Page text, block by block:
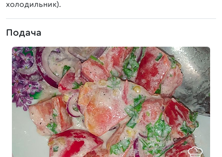
холодильник).
Подача